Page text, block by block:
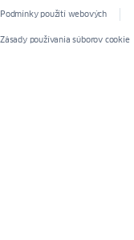
Podmínky použití webových
Zásady používania súborov cookie